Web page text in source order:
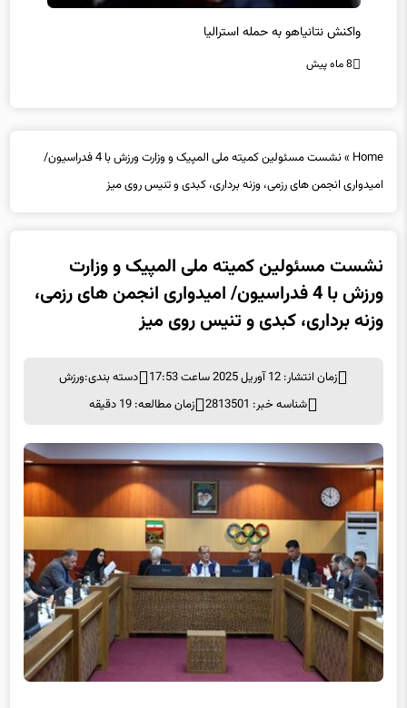
واکنش نتانیاهو به حمله استرالیا
8 ماه پیش
Home
»
نشست مسئولین کمیته ملی المپیک و وزارت ورزش با 4 فدراسیون/
امیدواری انجمن های رزمی، وزنه برداری، کبدی و تنیس روی میز
نشست مسئولین کمیته ملی المپیک و وزارت
ورزش با 4 فدراسیون/ امیدواری انجمن های رزمی،
وزنه برداری، کبدی و تنیس روی میز
زمان انتشار: 12 آوریل 2025 ساعت 17:53 دسته بندی:ورزش
شناسه خبر: 2813501
زمان مطالعه: 19 دقیقه